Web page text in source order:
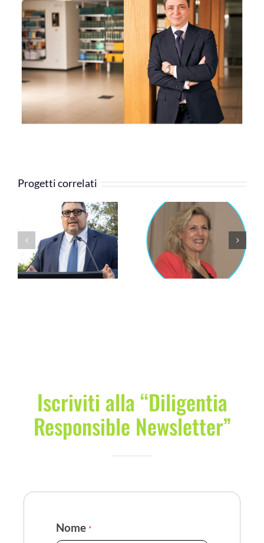
COMMUNITY
LOGIN
Progetti correlati
Cinzia Rossi Silvia Grandi
Iscriviti alla “Diligentia
Responsible Newsletter”
Nome *